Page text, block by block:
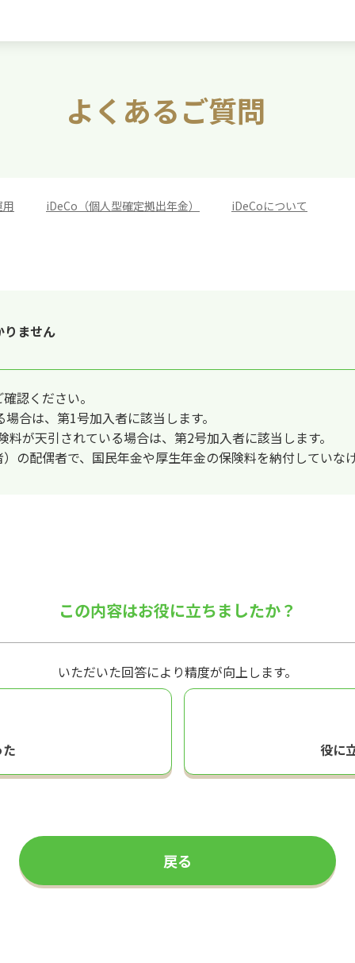
よくあるご質問
iDeCo（個人型確定拠出年金） iDeCoについて
りません
認ください。
合は、第1号加入者に該当します。
が天引されている場合は、第2号加入者に該当します。
の配偶者で、国民年金や厚生年金の保険料を納付していな
この内容はお役に立ちましたか？
いただいた回答により精度が向上します。
役に
戻る